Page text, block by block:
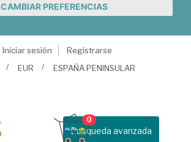
CAMBIAR PREFERENCIAS
Iniciar sesión
Registrarse
EUR ESPAÑA PENINSULAR
Busqueda avanzada
0